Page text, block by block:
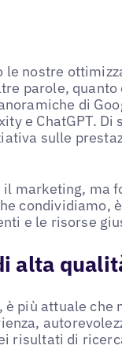
nostre
parole,
di
e ChatGPT. Di
sulle
marketing, ma
condividiamo,
e le risorse
alta
più attuale che
risultati di